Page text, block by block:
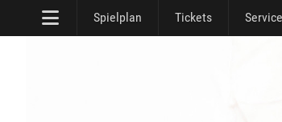
Spielplan Tickets Service